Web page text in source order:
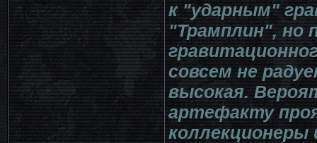
к "ударным"
"Трамплин", но
совсем не
высокая.
артефакту